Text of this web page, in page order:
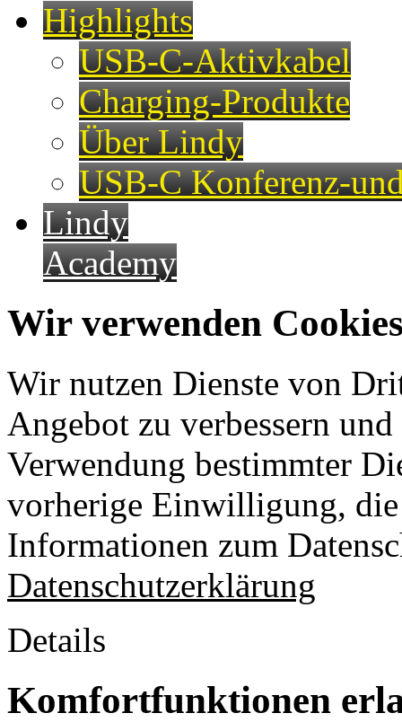
Highlights
USB-C-Aktivkabel
Charging-Produkte
Über Lindy
USB-C Konferenz-
Lindy
Academy
Wir verwenden
Wir nutzen Dienste von
Angebot zu verbessern
Verwendung bestimmter
vorherige Einwilligung,
Informationen zum
Datenschutzerklärung
Details
Komfortfunktionen